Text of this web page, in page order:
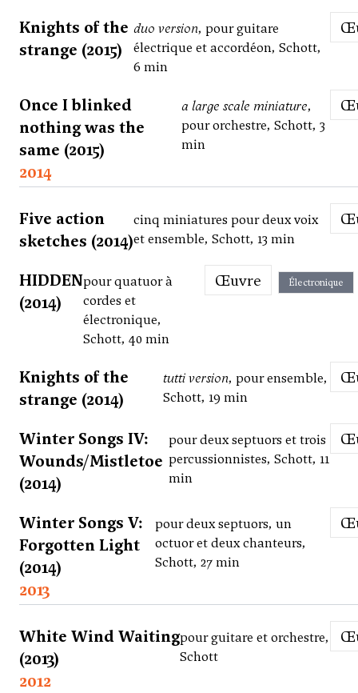
Knights of the
strange (2015)
duo version, pour guitare
électrique et accordéon, Schott,
6 min
Once I blinked
nothing was the
same (2015)
a large scale miniature,
pour orchestre, Schott, 3
min
2014
Five action
sketches (2014)
cinq miniatures pour deux voix
et ensemble, Schott, 13 min
HIDDEN
(2014)
pour quatuor à
cordes et
électronique,
Schott, 40 min
Œuvre Électronique
Knights of the
strange (2014)
tutti version, pour ensemble,
Schott, 19 min
Winter Songs IV:
Wounds/Mistletoe
(2014)
pour deux septuors et trois
percussionnistes, Schott, 11
min
Winter Songs V:
Forgotten Light
(2014)
pour deux septuors, un
octuor et deux chanteurs,
Schott, 27 min
2013
White Wind Waiting
(2013)
pour guitare et orchestre,
Schott
2012